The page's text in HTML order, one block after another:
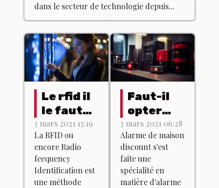
dans le secteur de technologie depuis...
Le rfid il
le faut
pour
tous !
3 mars 2021 13:19
La RFID ou
encore Radio
feequency
Identification est
une méthode
Faut-il
opter
pour une
alarme
sans fil ?
3 mars 2021 06:28
Alarme de maison
discount s'est
faite une
spécialité en
matière d'alarme